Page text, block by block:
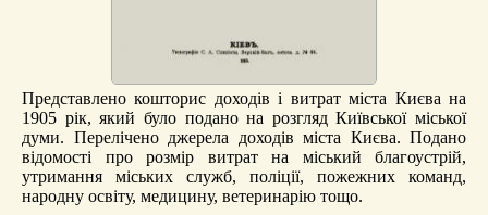
Представлено кошторис доходів і витрат міста Києва на
1905 рік, який було подано на розгляд Київської міської
думи. Перелічено джерела доходів міста Києва. Подано
відомості про розмір витрат на міський благоустрій,
утримання міських служб, поліції, пожежних команд,
народну освіту, медицину, ветеринарію тощо.